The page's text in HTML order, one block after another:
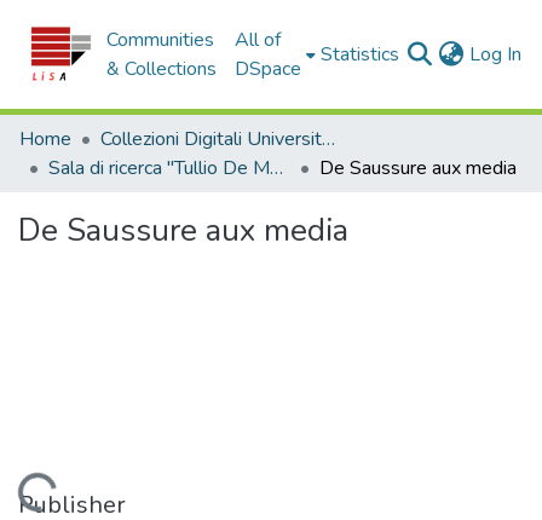
Communities
& Collections
All of
DSpace
Statistics Log In
Home
Collezioni Digitali Università della Calabria
Sala di ricerca "Tullio De Mauro"
De Saussure aux media
De Saussure aux media
Publisher